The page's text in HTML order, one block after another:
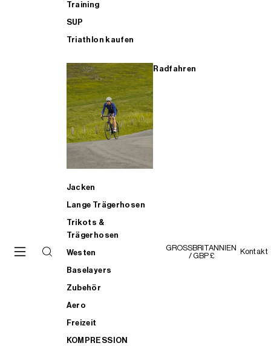
Training
SUP
Triathlon kaufen
Radfahren
Jacken
Lange Trägerhosen
Trikots &
Trägerhosen
Westen
Baselayers
Zubehör
Aero
Freizeit
KOMPRESSION
GROSSBRITANNIEN
/ GBP £
Kontakt